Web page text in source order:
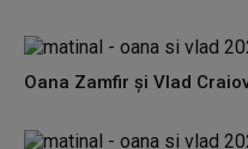
Oana Zamfir și Vlad